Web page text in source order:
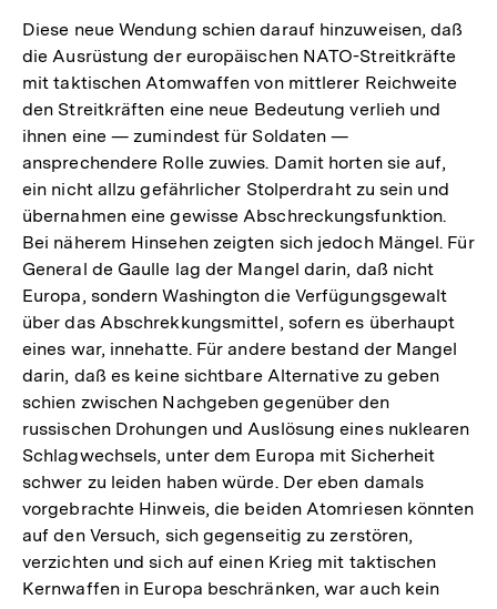
Diese neue Wendung schien darauf hinzuweisen, daß
die Ausrüstung der europäischen NATO-Streitkräfte
mit taktischen Atomwaffen von mittlerer Reichweite
den Streitkräften eine neue Bedeutung verlieh und
ihnen eine — zumindest für Soldaten —
ansprechendere Rolle zuwies. Damit horten sie auf,
ein nicht allzu gefährlicher Stolperdraht zu sein und
übernahmen eine gewisse Abschreckungsfunktion.
Bei näherem Hinsehen zeigten sich jedoch Mängel. Für
General de Gaulle lag der Mangel darin, daß nicht
Europa, sondern Washington die Verfügungsgewalt
über das Abschrekkungsmittel, sofern es überhaupt
eines war, innehatte. Für andere bestand der Mangel
darin, daß es keine sichtbare Alternative zu geben
schien zwischen Nachgeben gegenüber den
russischen Drohungen und Auslösung eines nuklearen
Schlagwechsels, unter dem Europa mit Sicherheit
schwer zu leiden haben würde. Der eben damals
vorgebrachte Hinweis, die beiden Atomriesen könnten
auf den Versuch, sich gegenseitig zu zerstören,
verzichten und sich auf einen Krieg mit taktischen
Kernwaffen in Europa beschränken, war auch kein